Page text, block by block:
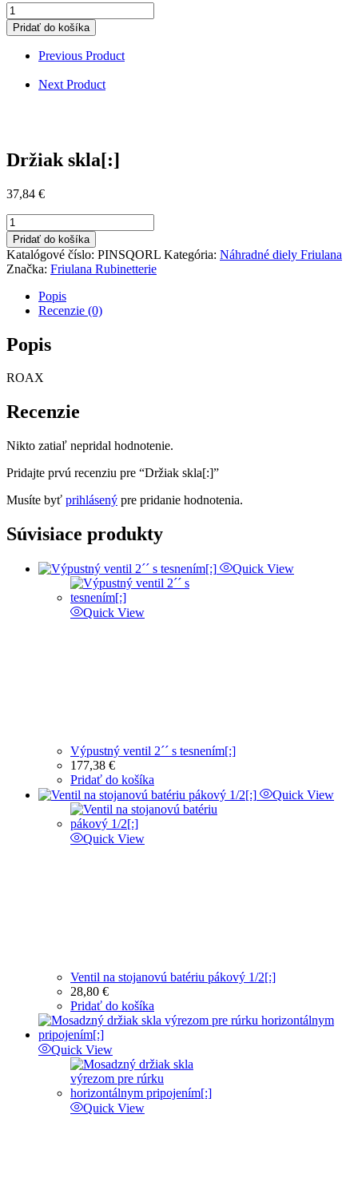
množstvo
Držiak
skla[:]
Pridať do košíka
Previous Product
Next Product
Držiak skla[:]
37,84 €
množstvo
Držiak
skla[:]
Pridať do košíka
Katalógové číslo: PINSQORL Kategória: Náhradné diely Friulana
Značka: Friulana Rubinetterie
Popis
Recenzie (0)
Popis
ROAX
Recenzie
Nikto zatiaľ nepridal hodnotenie.
Pridajte prvú recenziu pre “Držiak skla[:]”
Musíte byť prihlásený pre pridanie hodnotenia.
Súvisiace produkty
Quick View
Quick View
Výpustný ventil 2´´ s tesnením[:]
177,38 €
Pridať do košíka
Quick View
Quick View
Ventil na stojanovú batériu pákový 1/2[:]
28,80 €
Pridať do košíka
Quick View
Quick View